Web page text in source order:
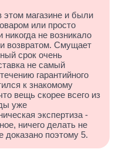
этом магазине и были
или просто
не возникало
возвратом. Смущает
срок очень
не самый
гарантийного
к знакомому
вещь скорее всего из
уже
экспертиза -
ничего делать не
доказано поэтому 5.